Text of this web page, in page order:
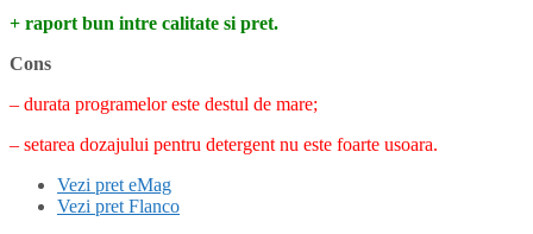
+ raport bun intre calitate si pret.
Cons
– durata programelor este destul de mare;
– setarea dozajului pentru detergent nu este foarte usoara.
Vezi pret eMag
Vezi pret Flanco